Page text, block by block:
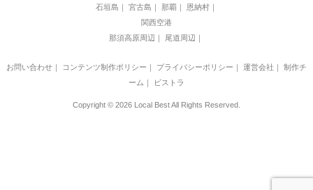
石垣島
宮古島 那覇
恩納村
関西空港
那須高原周辺
尾道周辺
お問い合わせ｜ コンテンツ制作ポリシー ｜ プライバシーポリシー ｜ 運営会社 ｜ 制作チ
ーム ｜ ビストラ
Copyright © 2026 Local Best All Rights Reserved.